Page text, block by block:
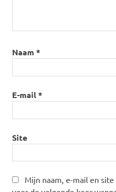
Naam *
E-mail*
Site
Mijn naam, e-mail en